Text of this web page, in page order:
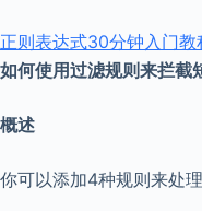
正则表达式30分钟入门
如何使用过滤规则来拦截
概述
你可以添加4种规则来处理